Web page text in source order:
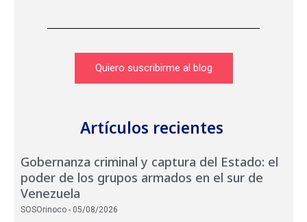
Quiero suscribirme al blog
Artículos recientes
Gobernanza criminal y captura del Estado: el
poder de los grupos armados en el sur de
Venezuela
SOSOrinoco
05/08/2026